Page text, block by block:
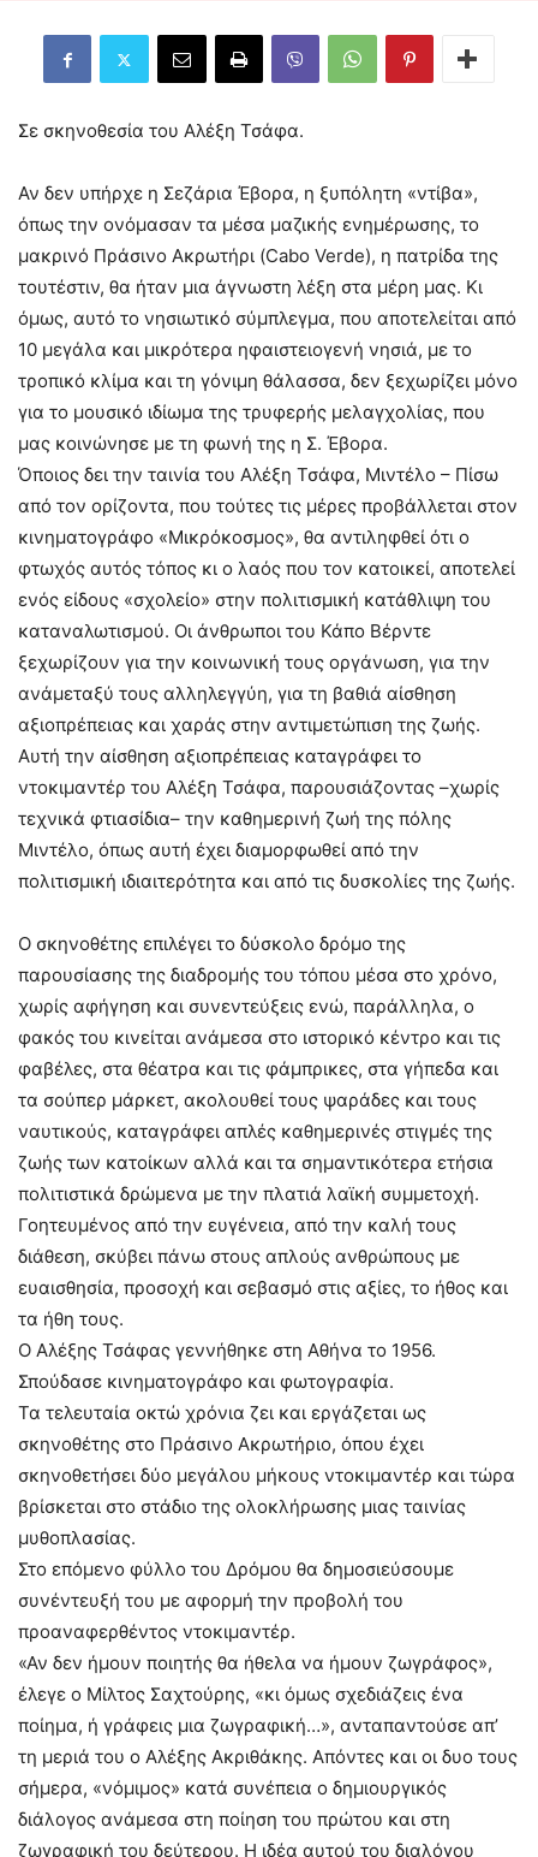
Σε σκηνοθεσία του Αλέξη Τσάφα.
Αν δεν υπήρχε η Σεζάρια Έβορα, η ξυπόλητη «ντίβα»,
όπως την ονόμασαν τα μέσα μαζικής ενημέρωσης, το
μακρινό Πράσινο Ακρωτήρι (Cabo Verde), η πατρίδα της
τουτέστιν, θα ήταν μια άγνωστη λέξη στα μέρη μας. Κι
όμως, αυτό το νησιωτικό σύμπλεγμα, που αποτελείται από
10 μεγάλα και μικρότερα ηφαιστειογενή νησιά, με το
τροπικό κλίμα και τη γόνιμη θάλασσα, δεν ξεχωρίζει μόνο
για το μουσικό ιδίωμα της τρυφερής μελαγχολίας, που
μας κοινώνησε με τη φωνή της η Σ. Έβορα.
Όποιος δει την ταινία του Αλέξη Τσάφα, Μιντέλο – Πίσω
από τον ορίζοντα, που τούτες τις μέρες προβάλλεται στον
κινηματογράφο «Μικρόκοσμος», θα αντιληφθεί ότι ο
φτωχός αυτός τόπος κι ο λαός που τον κατοικεί, αποτελεί
ενός είδους «σχολείο» στην πολιτισμική κατάθλιψη του
καταναλωτισμού. Οι άνθρωποι του Κάπο Βέρντε
ξεχωρίζουν για την κοινωνική τους οργάνωση, για την
ανάμεταξύ τους αλληλεγγύη, για τη βαθιά αίσθηση
αξιοπρέπειας και χαράς στην αντιμετώπιση της ζωής.
Αυτή την αίσθηση αξιοπρέπειας καταγράφει το
ντοκιμαντέρ του Αλέξη Τσάφα, παρουσιάζοντας –χωρίς
τεχνικά φτιασίδια– την καθημερινή ζωή της πόλης
Μιντέλο, όπως αυτή έχει διαμορφωθεί από την
πολιτισμική ιδιαιτερότητα και από τις δυσκολίες της ζωής.
Ο σκηνοθέτης επιλέγει το δύσκολο δρόμο της
παρουσίασης της διαδρομής του τόπου μέσα στο χρόνο,
χωρίς αφήγηση και συνεντεύξεις ενώ, παράλληλα, ο
φακός του κινείται ανάμεσα στο ιστορικό κέντρο και τις
φαβέλες, στα θέατρα και τις φάμπρικες, στα γήπεδα και
τα σούπερ μάρκετ, ακολουθεί τους ψαράδες και τους
ναυτικούς, καταγράφει απλές καθημερινές στιγμές της
ζωής των κατοίκων αλλά και τα σημαντικότερα ετήσια
πολιτιστικά δρώμενα με την πλατιά λαϊκή συμμετοχή.
Γοητευμένος από την ευγένεια, από την καλή τους
διάθεση, σκύβει πάνω στους απλούς ανθρώπους με
ευαισθησία, προσοχή και σεβασμό στις αξίες, το ήθος και
τα ήθη τους.
Ο Αλέξης Τσάφας γεννήθηκε στη Αθήνα το 1956.
Σπούδασε κινηματογράφο και φωτογραφία.
Τα τελευταία οκτώ χρόνια ζει και εργάζεται ως
σκηνοθέτης στο Πράσινο Ακρωτήριο, όπου έχει
σκηνοθετήσει δύο μεγάλου μήκους ντοκιμαντέρ και τώρα
βρίσκεται στο στάδιο της ολοκλήρωσης μιας ταινίας
μυθοπλασίας.
Στο επόμενο φύλλο του Δρόμου θα δημοσιεύσουμε
συνέντευξή του με αφορμή την προβολή του
προαναφερθέντος ντοκιμαντέρ.
«Αν δεν ήμουν ποιητής θα ήθελα να ήμουν ζωγράφος»,
έλεγε ο Μίλτος Σαχτούρης, «κι όμως σχεδιάζεις ένα
ποίημα, ή γράφεις μια ζωγραφική…», ανταπαντούσε απ’
τη μεριά του ο Αλέξης Ακριθάκης. Απόντες και οι δυο τους
σήμερα, «νόμιμος» κατά συνέπεια ο δημιουργικός
διάλογος ανάμεσα στη ποίηση του πρώτου και στη
ζωγραφική του δεύτερου. Η ιδέα αυτού του διαλόγου